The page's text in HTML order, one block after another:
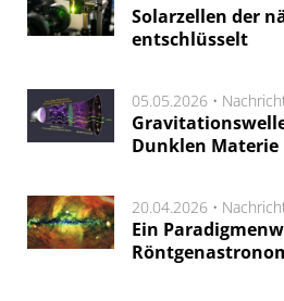
Solarzellen der
entschlüsselt
05.05.2026 •
Dunklen Materie
20.04.2026 •
Ein